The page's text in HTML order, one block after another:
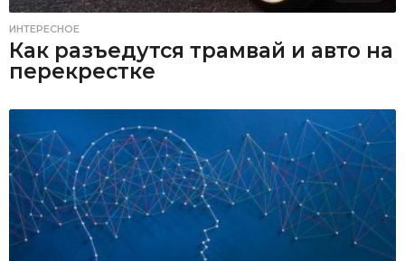
ИНТЕРЕСНОЕ
Как разъедутся трамвай и авто на
перекрестке